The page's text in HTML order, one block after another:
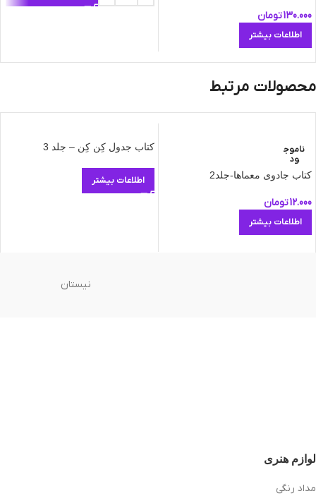
130.000تومان
اطلاعات بیشتر
محصولات مرتبط
ناموج
ود
کتاب جادوی معماها-جلد2
12.000تومان
اطلاعات بیشتر
کتاب جدول کِن کِن – جلد 3
اطلاعات بیشتر
نیستان
لوازم هنری
مداد رنگی